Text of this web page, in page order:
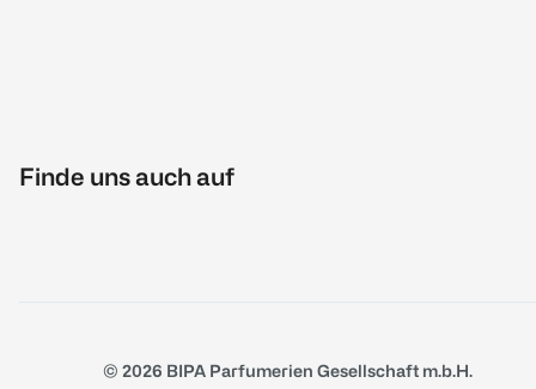
Finde uns auch auf
© 2026 BIPA Parfumerien Gesellschaft m.b.H.